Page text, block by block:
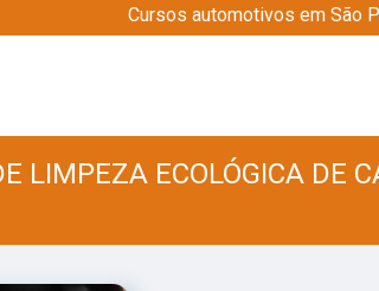
Cursos automotivos em São
LIMPEZA ECOLÓGICA DE